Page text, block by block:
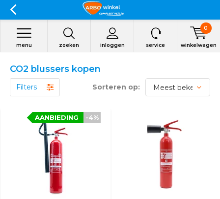
zoeken inloggen
menu service winkelwagen
0
CO2 blussers kopen
Filters Sorteren op:
-4%
AANBIEDING